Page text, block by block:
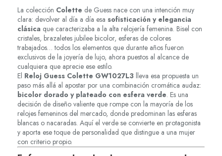
La colección Colette de Guess nace con una intención muy
clara: devolver al día a día esa sofisticación y elegancia
clásica que caracterizaba a la alta relojería femenina. Bisel con
cristales, brazaletes jubilee bicolor, esferas de colores
trabajados… todos los elementos que durante años fueron
exclusivos de la joyería de lujo, ahora puestos al alcance de
cualquiera que aprecie ese estilo.
El Reloj Guess Colette GW1027L3 lleva esa propuesta un
paso más allá al apostar por una combinación cromática audaz:
bicolor dorado y plateado con esfera verde. Es una
decisión de diseño valiente que rompe con la mayoría de los
relojes femeninos del mercado, donde predominan las esferas
blancas o nacaradas. Aquí el verde se convierte en protagonista
y aporta ese toque de personalidad que distingue a una mujer
con criterio propio.